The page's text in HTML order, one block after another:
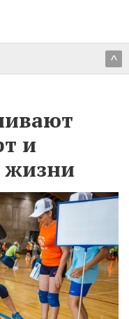
^
и
жизни